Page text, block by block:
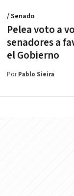
Pelea voto a
senadores a
el Gobierno
/ Senado
PorPablo Sieira